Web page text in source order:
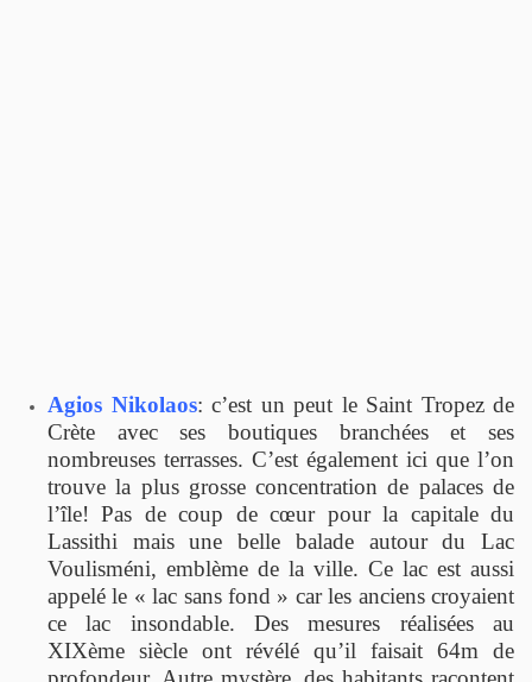
Agios Nikolaos: c’est un peut le Saint Tropez de
Crète avec ses boutiques branchées et ses
nombreuses terrasses. C’est également ici que l’on
trouve la plus grosse concentration de palaces de
l’île! Pas de coup de cœur pour la capitale du
Lassithi mais une belle balade autour du Lac
Voulisméni, emblème de la ville. Ce lac est aussi
appelé le « lac sans fond » car les anciens croyaient
ce lac insondable. Des mesures réalisées au
XIXème siècle ont révélé qu’il faisait 64m de